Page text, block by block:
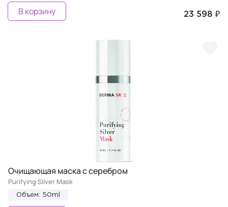
23 598 ₽
В корзину
Очищающая маска с серебром
Purifying Silver Mask
Объем: 50ml